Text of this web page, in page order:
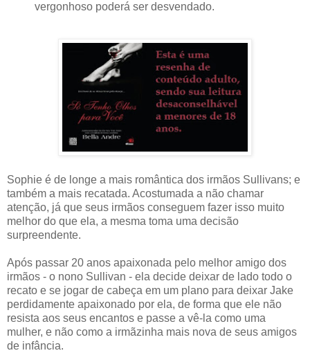
vergonhoso poderá ser desvendado.
Sophie é de longe a mais romântica dos irmãos Sullivans; e
também a mais recatada. Acostumada a não chamar
atenção, já que seus irmãos conseguem fazer isso muito
melhor do que ela, a mesma toma uma decisão
surpreendente.
Após passar 20 anos apaixonada pelo melhor amigo dos
irmãos - o nono Sullivan - ela decide deixar de lado todo o
recato e se jogar de cabeça em um plano para deixar Jake
perdidamente apaixonado por ela, de forma que ele não
resista aos seus encantos e passe a vê-la como uma
mulher, e não como a irmãzinha mais nova de seus amigos
de infância.